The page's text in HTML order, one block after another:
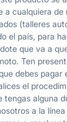
a cualquiera de
(talleres
el país, para
que va a
Ten
debes pagar
el
tengas alguna
a la